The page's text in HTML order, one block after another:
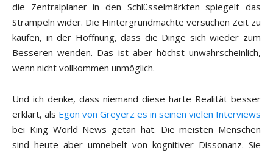
die Zentralplaner in den Schlüsselmärkten spiegelt das
Strampeln wider. Die Hintergrundmächte versuchen Zeit zu
kaufen, in der Hoffnung, dass die Dinge sich wieder zum
Besseren wenden. Das ist aber höchst unwahrscheinlich,
wenn nicht vollkommen unmöglich.
Und ich denke, dass niemand diese harte Realität besser
erklärt, als Egon von Greyerz es in seinen vielen Interviews
bei King World News getan hat. Die meisten Menschen
sind heute aber umnebelt von kognitiver Dissonanz. Sie